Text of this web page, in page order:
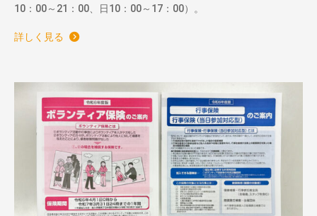
10：00～21：00、日10：00～17：00）。
詳しく見る